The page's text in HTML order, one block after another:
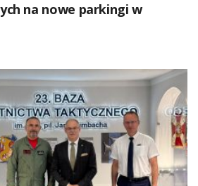
na nowe parkingi w